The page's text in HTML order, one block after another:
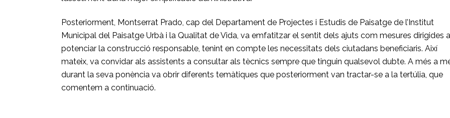
Posteriorment, Montserrat Prado, cap del Departament de Projectes i Estudis de Paisatge de l’Institut
Municipal del Paisatge Urbà i la Qualitat de Vida, va emfatitzar el sentit dels ajuts com mesures dirigides a
potenciar la construcció responsable, tenint en compte les necessitats dels ciutadans beneficiaris. Així
mateix, va convidar als assistents a consultar als tècnics sempre que tinguin qualsevol dubte. A més a
durant la seva ponència va obrir diferents temàtiques que posteriorment van tractar-se a la tertúlia, que
comentem a continuació.